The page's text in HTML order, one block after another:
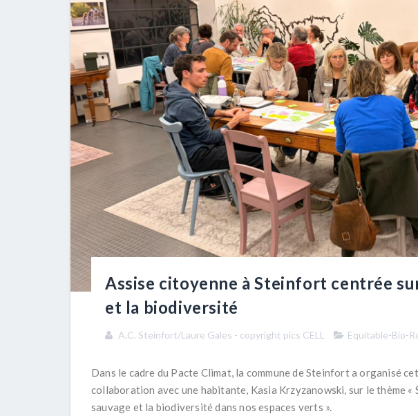
Assise citoyenne à Steinfort centrée
et la biodiversité
A.C. Steinfort/Laure Gales - copyright pics CELL Equitable-Bio-
Dans le cadre du Pacte Climat, la commune de Steinfort a organisé
collaboration avec une habitante, Kasia Krzyzanowski, sur le thème «
sauvage et la biodiversité dans nos espaces verts ».